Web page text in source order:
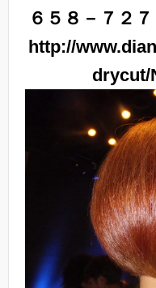
６５８－７２
http://
drycut/